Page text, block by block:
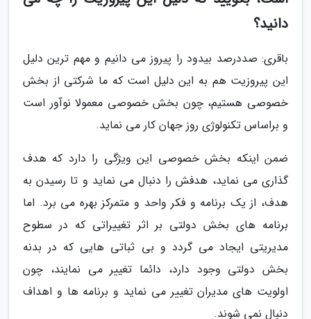
دانید؟
باقری: صددرصد بیدود را پیروز می دانیم و مهم ترین دلیل
این پیروزیت هم به این دلیل است که ما شرکتی از بخش
خصوصی هستیم، چون بخش خصوصی معمولا نوآور است
و براساس تکنولوژی روز جهان کار می نماید.
ضمن اینکه بخش خصوصی این ویژگی را دارد که هدف
گذاری می نماید، هدفش را دنبال می نماید و تا رسیدن به
هدف، از یک برنامه و فکر واحد و متمرکز بهره می برد. اما
برنامه های بخش دولتی بر اثر تغییراتی که در سطوح
مدیریتی ایجاد می گردد و بی ثباتی هایی که در بدنه
بخش دولتی وجود دارد، دائما تغییر می نمایند، چون
اولویت های مدیران تغییر می نماید و برنامه ها و اهداف
دنبال نمی شوند.